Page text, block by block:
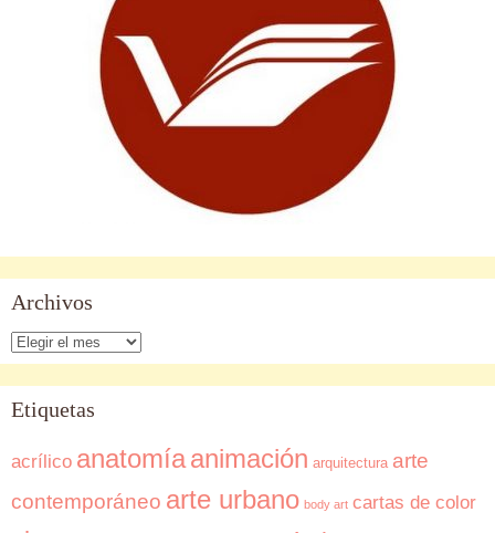
Archivos
Archivos
Etiquetas
acrílico anatomíaanimación arquitectura arte
contemporáneo arte urbano body art cartas de color